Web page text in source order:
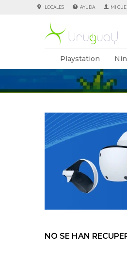
Playstation
LOCALES AYUDA
NO SE HAN